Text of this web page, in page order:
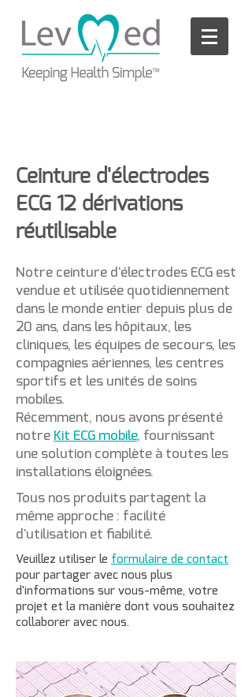
accessibility
Ceinture d'électrodes
ECG 12 dérivations
réutilisable
Notre ceinture d'électrodes ECG est
vendue et utilisée quotidiennement
dans le monde entier depuis plus de
20 ans, dans les hôpitaux, les
cliniques, les équipes de secours, les
compagnies aériennes, les centres
sportifs et les unités de soins
mobiles.
Récemment, nous avons présenté
notre Kit ECG mobile, fournissant
une solution complète à toutes les
installations éloignées.
Tous nos produits partagent la
même approche : facilité
d'utilisation et fiabilité.
Veuillez utiliser le formulaire de contact
pour partager avec nous plus
d'informations sur vous-même, votre
projet et la manière dont vous souhaitez
collaborer avec nous.